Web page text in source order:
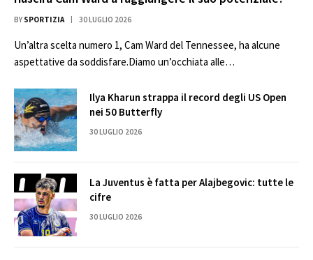
BY SPORTIZIA 30 LUGLIO 2026
Un’altra scelta numero 1, Cam Ward del Tennessee, ha alcune
aspettative da soddisfare.Diamo un’occhiata alle…
Ilya Kharun strappa il record degli US Open
nei 50 Butterfly
30 LUGLIO 2026
La Juventus è fatta per Alajbegovic: tutte le
cifre
30 LUGLIO 2026